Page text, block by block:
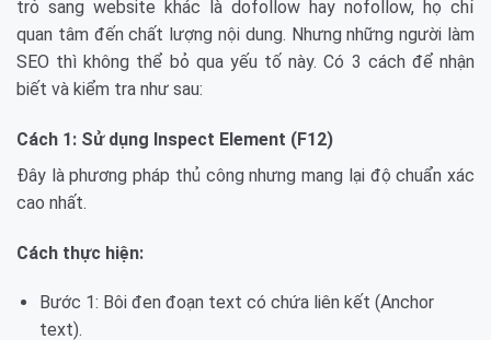
trỏ sang website khác là dofollow hay nofollow, họ chỉ
quan tâm đến chất lượng nội dung. Nhưng những người làm
SEO thì không thể bỏ qua yếu tố này. Có 3 cách để nhận
biết và kiểm tra như sau:
Cách 1: Sử dụng Inspect Element (F12)
Đây là phương pháp thủ công nhưng mang lại độ chuẩn xác
cao nhất.
Cách thực hiện:
Bước 1: Bôi đen đoạn text có chứa liên kết (Anchor
text).